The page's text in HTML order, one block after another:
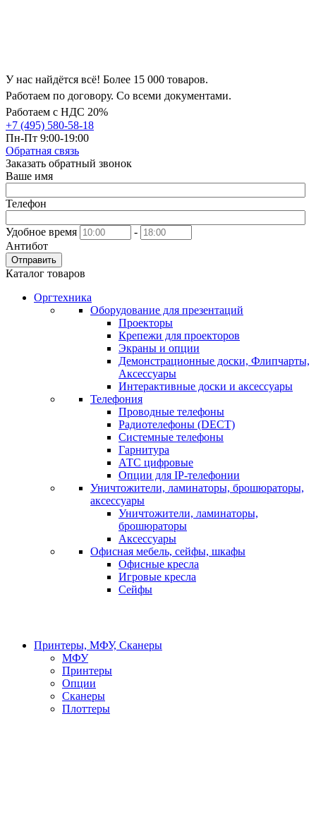
У нас найдётся всё! Более 15 000 товаров.
Работаем по договору. Со всеми документами.
Работаем с НДС 20%
+7 (495) 580-58-18
Пн-Пт 9:00-19:00
Обратная связь
Заказать обратный звонок
Ваше имя
Телефон
Удобное время
-
Антибот
Отправить
Каталог товаров
Оргтехника
Оборудование для презентаций
Проекторы
Крепежи для проекторов
Экраны и опции
Демонстрационные доски, Флипчарты,
Аксессуары
Интерактивные доски и аксессуары
Телефония
Проводные телефоны
Радиотелефоны (DECT)
Системные телефоны
Гарнитура
АТС цифровые
Опции для IP-телефонии
Уничтожители, ламинаторы, брошюраторы,
аксессуары
Уничтожители, ламинаторы,
брошюраторы
Аксессуары
Офисная мебель, сейфы, шкафы
Офисные кресла
Игровые кресла
Сейфы
Принтеры, МФУ, Сканеры
МФУ
Принтеры
Опции
Сканеры
Плоттеры